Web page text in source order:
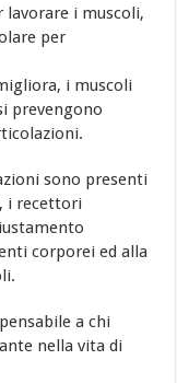
lavorare i muscoli,
per
i muscoli
prevengono
sono presenti
i recettori
corporei ed alla
a chi
nella vita di